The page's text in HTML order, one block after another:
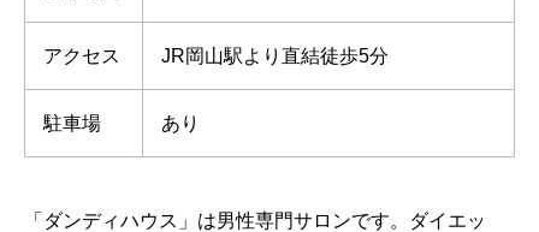
アクセス JR岡山駅より直結徒歩5分
駐車場 あり
「ダンディハウス」は男性専門サロンです。ダイエッ